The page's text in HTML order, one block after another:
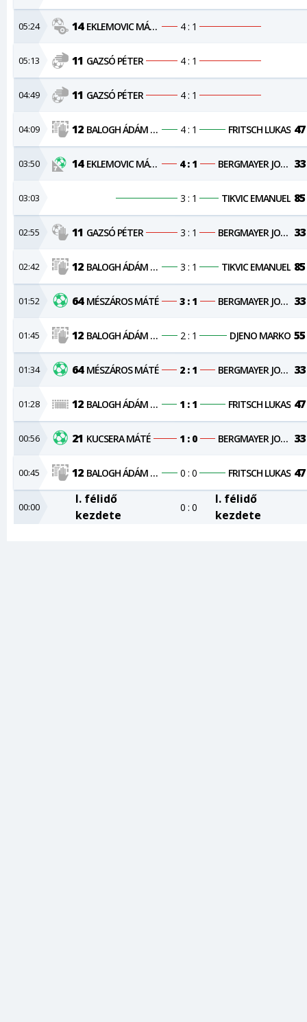
00:00
I. félidő
kezdete
0 : 0
I. félidő
kezdete
00:45 12 BALOGH ÁDÁM KRISTÓF 0 : 0 FRITSCH LUKAS 47
00:56 21 KUCSERA MÁTÉ 1 : 0 BERGMAYER JONAS 33
01:28 12 BALOGH ÁDÁM KRISTÓF 1 : 1 FRITSCH LUKAS 47
01:34 64 MÉSZÁROS MÁTÉ 2 : 1 BERGMAYER JONAS 33
01:45 12 BALOGH ÁDÁM KRISTÓF 2 : 1 DJENO MARKO 55
01:52 64 MÉSZÁROS MÁTÉ 3 : 1 BERGMAYER JONAS 33
02:42 12 BALOGH ÁDÁM KRISTÓF 3 : 1 TIKVIC EMANUEL 85
02:55 11 GAZSÓ PÉTER 3 : 1 BERGMAYER JONAS 33
03:03 3 : 1 TIKVIC EMANUEL 85
03:50 14 EKLEMOVIC MÁRKÓ 4 : 1 BERGMAYER JONAS 33
04:09 12 BALOGH ÁDÁM KRISTÓF 4 : 1 FRITSCH LUKAS 47
04:49 11 GAZSÓ PÉTER 4 : 1
05:13 11 GAZSÓ PÉTER 4 : 1
05:24 14 EKLEMOVIC MÁRKÓ 4 : 1